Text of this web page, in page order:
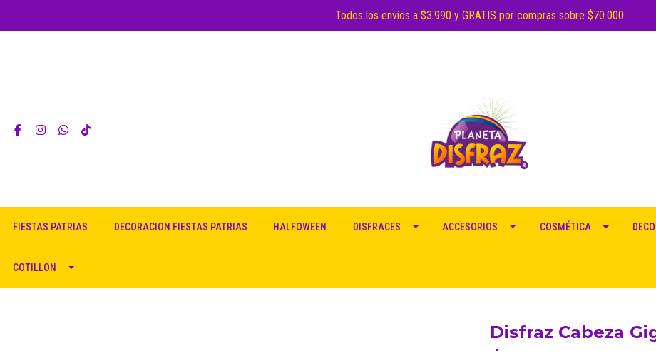
Todos los envíos a $3.990 y GRATIS por compras sobre $70.000
FIESTAS PATRIAS DECORACION FIESTAS PATRIAS HALFOWEEN DISFRACES ACCESORIOS COSMÉTICA
COTILLON
Disfraz Cabeza